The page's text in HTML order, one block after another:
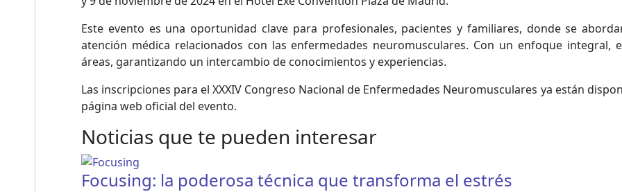
Este evento es una oportunidad clave para profesionales, pacientes y familiares, donde se
atención médica relacionados con las enfermedades neuromusculares. Con un enfoque integral,
áreas, garantizando un intercambio de conocimientos y experiencias.
Las inscripciones para el XXXIV Congreso Nacional de Enfermedades Neuromusculares ya están
página web oficial del evento.
Noticias que te pueden interesar
Focusing: la poderosa técnica que transforma el estrés